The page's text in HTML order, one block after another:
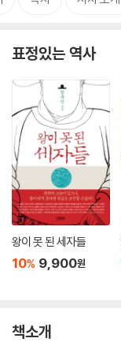
표정있는 역사
왕이 못 된 세자들
10% 9,900원
책소개